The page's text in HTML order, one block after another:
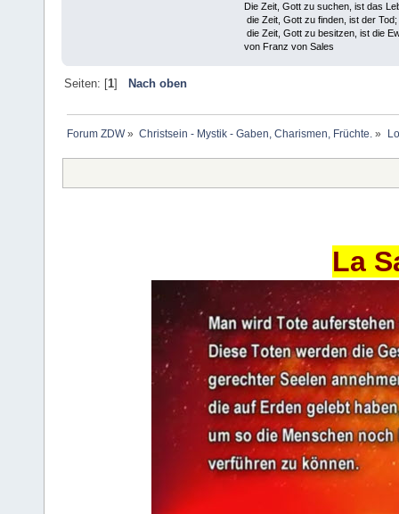
Die Zeit, Gott zu suchen, ist das
die Zeit, Gott zu finden, ist der Tod;
die Zeit, Gott zu besitzen, ist die
von Franz von Sales
Seiten: [1] Nach oben
Forum ZDW» Christsein - Mystik - Gaben, Charismen, Früchte. »
La